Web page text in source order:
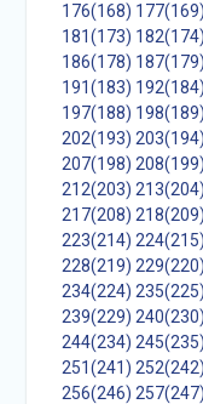
176(168) 177(169)
181(173) 182(174)
186(178) 187(179)
191(183) 192(184)
197(188) 198(189)
202(193) 203(194)
207(198) 208(199)
212(203) 213(204)
217(208) 218(209)
223(214) 224(215)
228(219) 229(220)
234(224) 235(225)
239(229) 240(230)
244(234) 245(235)
251(241) 252(242)
256(246) 257(247)